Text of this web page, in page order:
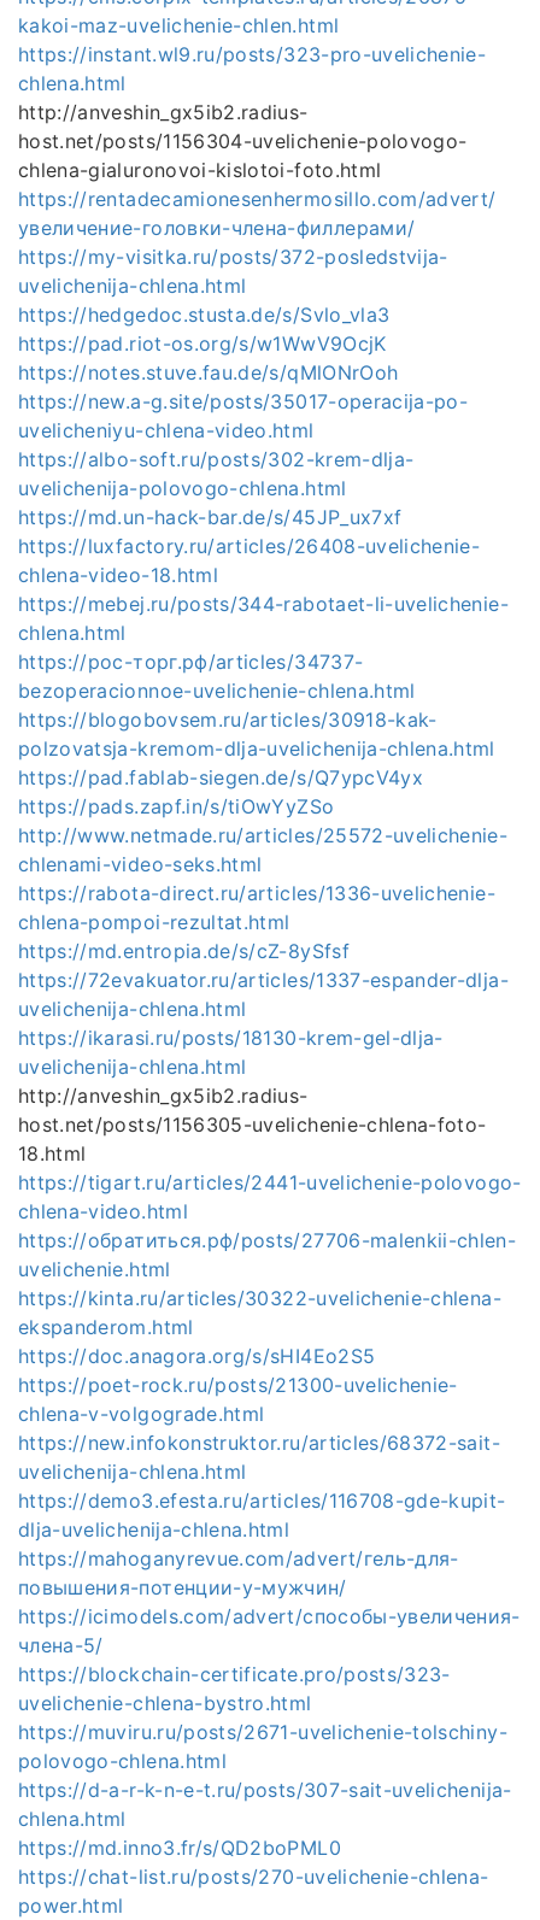
kakoi-maz-uvelichenie-chlen.html
https://instant.wl9.ru/posts/323-pro-uvelichenie-
chlena.html
http://anveshin_gx5ib2.radius-
host.net/posts/1156304-uvelichenie-polovogo-
chlena-gialuronovoi-kislotoi-foto.html
https://rentadecamionesenhermosillo.com/advert/
увеличение-головки-члена-филлерами/
https://my-visitka.ru/posts/372-posledstvija-
uvelichenija-chlena.html
https://hedgedoc.stusta.de/s/Svlo_vla3
https://pad.riot-os.org/s/w1WwV9OcjK
https://notes.stuve.fau.de/s/qMlONrOoh
https://new.a-g.site/posts/35017-operacija-po-
uvelicheniyu-chlena-video.html
https://albo-soft.ru/posts/302-krem-dlja-
uvelichenija-polovogo-chlena.html
https://md.un-hack-bar.de/s/45JP_ux7xf
https://luxfactory.ru/articles/26408-uvelichenie-
chlena-video-18.html
https://mebej.ru/posts/344-rabotaet-li-uvelichenie-
chlena.html
https://рос-торг.рф/articles/34737-
bezoperacionnoe-uvelichenie-chlena.html
https://blogobovsem.ru/articles/30918-kak-
polzovatsja-kremom-dlja-uvelichenija-chlena.html
https://pad.fablab-siegen.de/s/Q7ypcV4yx
https://pads.zapf.in/s/tiOwYyZSo
http://www.netmade.ru/articles/25572-uvelichenie-
chlenami-video-seks.html
https://rabota-direct.ru/articles/1336-uvelichenie-
chlena-pompoi-rezultat.html
https://md.entropia.de/s/cZ-8ySfsf
https://72evakuator.ru/articles/1337-espander-dlja-
uvelichenija-chlena.html
https://ikarasi.ru/posts/18130-krem-gel-dlja-
uvelichenija-chlena.html
http://anveshin_gx5ib2.radius-
host.net/posts/1156305-uvelichenie-chlena-foto-
18.html
https://tigart.ru/articles/2441-uvelichenie-polovogo-
chlena-video.html
https://обратиться.рф/posts/27706-malenkii-chlen-
uvelichenie.html
https://kinta.ru/articles/30322-uvelichenie-chlena-
ekspanderom.html
https://doc.anagora.org/s/sHI4Eo2S5
https://poet-rock.ru/posts/21300-uvelichenie-
chlena-v-volgograde.html
https://new.infokonstruktor.ru/articles/68372-sait-
uvelichenija-chlena.html
https://demo3.efesta.ru/articles/116708-gde-kupit-
dlja-uvelichenija-chlena.html
https://mahoganyrevue.com/advert/гель-для-
повышения-потенции-у-мужчин/
https://icimodels.com/advert/способы-увеличения-
члена-5/
https://blockchain-certificate.pro/posts/323-
uvelichenie-chlena-bystro.html
https://muviru.ru/posts/2671-uvelichenie-tolschiny-
polovogo-chlena.html
https://d-a-r-k-n-e-t.ru/posts/307-sait-uvelichenija-
chlena.html
https://md.inno3.fr/s/QD2boPML0
https://chat-list.ru/posts/270-uvelichenie-chlena-
power.html